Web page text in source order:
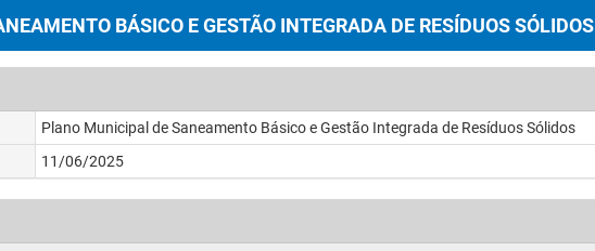
BÁSICO E GESTÃO INTEGRADA DE RESÍDUOS SÓLIDOS
Plano Municipal de Saneamento Básico e Gestão Integrada de Resíduos Sólidos
11/06/2025